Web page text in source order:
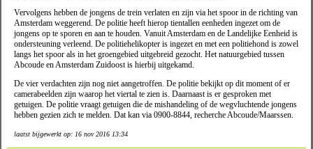
Vervolgens hebben de jongens de trein verlaten en zijn via het spoor in de richting van
Amsterdam weggerend. De politie heeft hierop tientallen eenheden ingezet om de
jongens op te sporen en aan te houden. Vanuit Amsterdam en de Landelijke Eenheid is
ondersteuning verleend. De politiehelikopter is ingezet en met een politiehond is zowel
langs het spoor als in het groengebied uitgebreid gezocht. Het natuurgebied tussen
Abcoude en Amsterdam Zuidoost is hierbij uitgekamd.
De vier verdachten zijn nog niet aangetroffen. De politie bekijkt op dit moment of er
camerabeelden zijn waarop het viertal te zien is. Daarnaast is er gesproken met
getuigen. De politie vraagt getuigen die de mishandeling of de wegvluchtende jongens
hebben gezien zich te melden. Dat kan via 0900-8844, recherche Abcoude/Maarssen.
laatst bijgewerkt op: 16 nov 2016 13:34